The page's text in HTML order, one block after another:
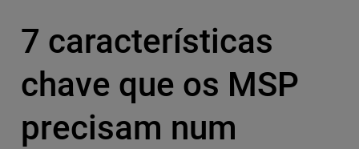
7 características
chave que os MSP
precisam num